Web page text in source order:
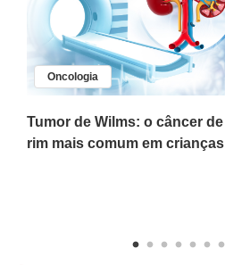
Oncologia
Tumor de Wilms: o câncer de
rim mais comum em crianças